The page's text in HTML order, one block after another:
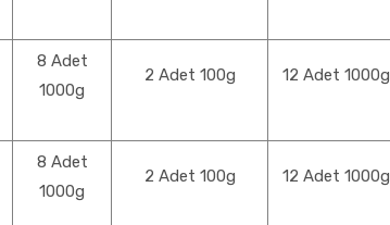
8 Adet
1000g
2 Adet 100g 12 Adet 1000g
8 Adet
1000g
2 Adet 100g 12 Adet 1000g